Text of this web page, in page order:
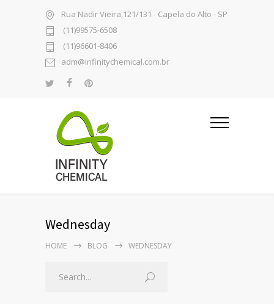
Rua Nadir Vieira,121/131 - Capela do Alto - SP
(11)99575-6508
(11)96601-8406
adm@infinitychemical.com.br
Wednesday
HOME BLOG WEDNESDAY